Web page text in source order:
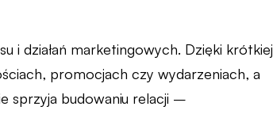
i działań marketingowych. Dzięki krótkiej
promocjach czy wydarzeniach, a
sprzyja budowaniu relacji –